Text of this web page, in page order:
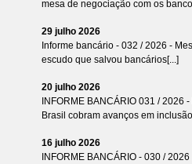
mesa de negociação com os
29 julho 2026
Informe bancário - 032 / 2026 -
escudo que salvou bancários[...]
20 julho 2026
INFORME BANCÁRIO 031 / 2026
Brasil cobram avanços em
16 julho 2026
INFORME BANCÁRIO - 030 /